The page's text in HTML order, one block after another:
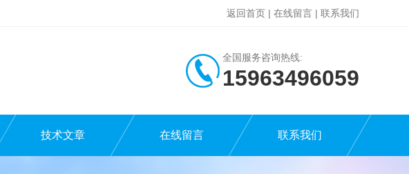
返回首页 | 在线留言 | 联系我们
全国服务咨询热线:
15963496059
技术文章 在线留言 联系我们